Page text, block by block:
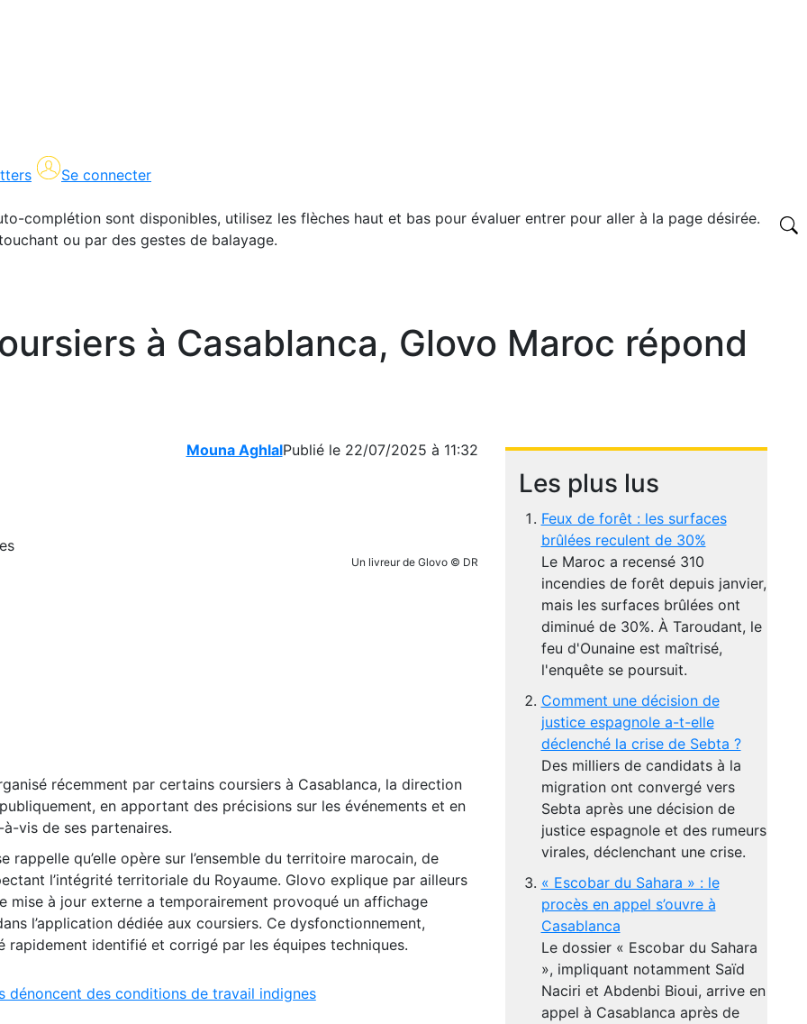
Se connecter
complétion sont disponibles, utilisez les flèches haut et bas pour évaluer entrer pour aller à la page désirée.
ou par des gestes de balayage.
à Casablanca, Glovo Maroc répond
Mouna AghlalPublié le 22/07/2025 à 11:32
Un livreur de Glovo © DR
récemment par certains coursiers à Casablanca, la direction
en apportant des précisions sur les événements et en
vis de ses partenaires.
rappelle qu’elle opère sur l’ensemble du territoire marocain, de
l’intégrité territoriale du Royaume. Glovo explique par ailleurs
mise à jour externe a temporairement provoqué un affichage
l’application dédiée aux coursiers. Ce dysfonctionnement,
rapidement identifié et corrigé par les équipes techniques.
dénoncent des conditions de travail indignes
Les plus lus
Feux de forêt : les surfaces
brûlées reculent de 30%
Le Maroc a recensé 310
incendies de forêt depuis janvier,
mais les surfaces brûlées ont
diminué de 30%. À Taroudant, le
feu d'Ounaine est maîtrisé,
l'enquête se poursuit.
Comment une décision de
justice espagnole a-t-elle
déclenché la crise de Sebta ?
Des milliers de candidats à la
migration ont convergé vers
Sebta après une décision de
justice espagnole et des rumeurs
virales, déclenchant une crise.
« Escobar du Sahara » : le
procès en appel s’ouvre à
Casablanca
Le dossier « Escobar du Sahara
», impliquant notamment Saïd
Naciri et Abdenbi Bioui, arrive en
appel à Casablanca après de